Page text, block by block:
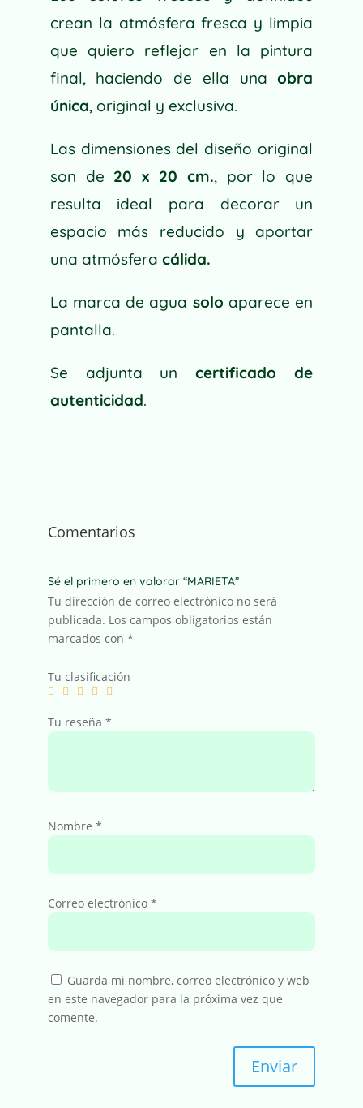
crean la atmósfera fresca y limpia
que quiero reflejar en la pintura
final, haciendo de ella unaobra
única, original y exclusiva.
Las dimensiones del diseño original
son de 20 x 20 cm., por lo que
resulta ideal para decorar un
espacio más reducido y aportar
una atmósfera cálida.
La marca de agua solo aparece en
pantalla.
Se adjunta uncertificado de
autenticidad.
Comentarios
Sé el primero en valorar “MARIETA”
Tu dirección de correo electrónico no será
publicada. Los campos obligatorios están
marcados con *
Tu clasificación
Tu reseña *
Nombre *
Correo electrónico *
Guarda mi nombre, correo electrónico y web
en este navegador para la próxima vez que
comente.
Enviar